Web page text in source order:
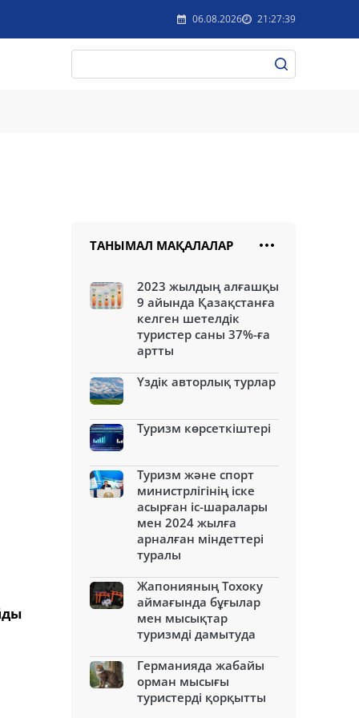
06.08.2026 21:27:39
ТАНЫМАЛ МАҚАЛАЛАР
2023 жылдың алғашқы
9 айында Қазақстанға
келген шетелдік
туристер саны 37%-ға
артты
Үздік авторлық турлар
Туризм көрсеткіштері
Туризм және спорт
министрлігінің іске
асырған іс-шаралары
мен 2024 жылға
арналған міндеттері
туралы
Жапонияның Тохоку
аймағында бұғылар
мен мысықтар
туризмді дамытуда
Германияда жабайы
орман мысығы
туристерді қорқытты